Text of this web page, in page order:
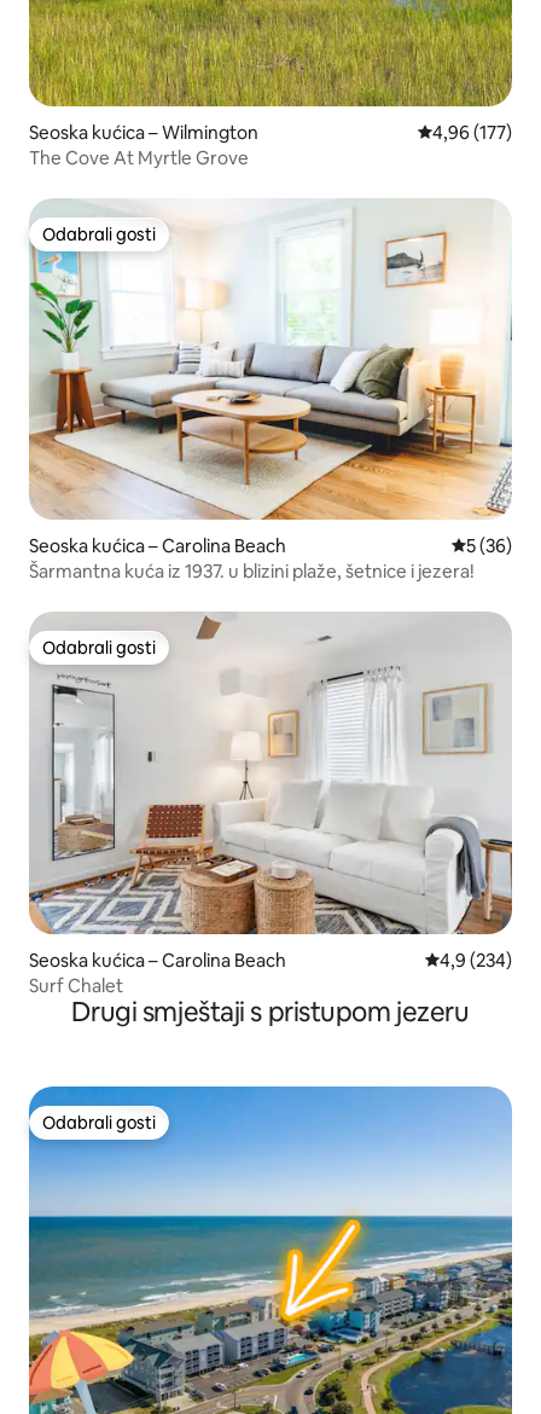
Seoska kućica – Wilmington Prosječna
4,96 (177)
The Cove At Myrtle Grove
Odabrali gosti
Odabrali gosti
Seoska kućica – Carolina Beach Prosječna
5 (36)
Šarmantna kuća iz 1937. u blizini plaže, šetnice i jezera!
Odabrali gosti
Odabrali gosti
Seoska kućica – Carolina Beach Prosječna
4,9 (234)
Surf Chalet
Drugi smještaji s pristupom jezeru
Odabrali gosti
Odabrali gosti